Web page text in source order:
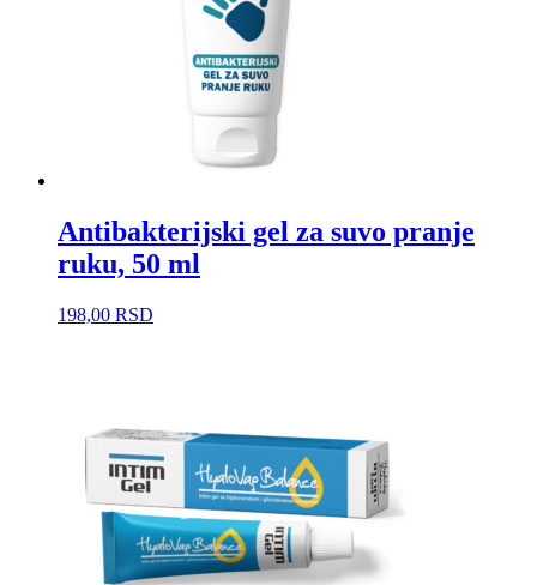
Antibakterijski gel za suvo pranje
ruku, 50 ml
198,00 RSD